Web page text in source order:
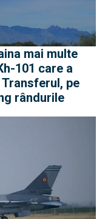
mai multe
101 care a
pe
rândurile